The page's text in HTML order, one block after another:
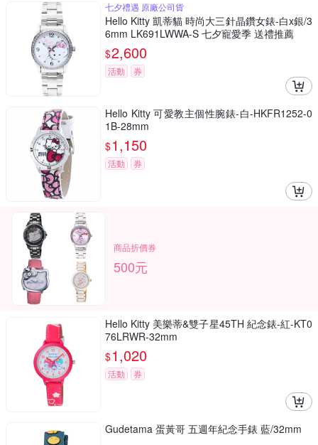
七夕禮遇 原廠公司貨
Hello Kitty 凱蒂貓 時尚大三針晶鑽女錶-白x銀/3
6mm LK691LWWA-S 七夕寵愛季 送禮推薦
$2,600
活動 券
Hello Kitty 可愛教主個性腕錶-白-HKFR1252-0
1B-28mm
$1,150
活動 券
商品折價券
500元
Hello Kitty 美樂蒂&雙子星45TH 紀念錶-紅-KT0
76LRWR-32mm
$1,020
活動 券
Gudetama 蛋黃哥 五週年紀念手錶 藍/32mm